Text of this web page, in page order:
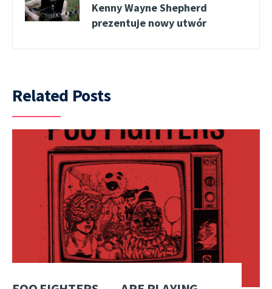
Kenny Wayne Shepherd
prezentuje nowy utwór
Related Posts